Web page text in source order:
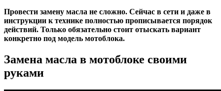
Провести замену масла не сложно. Сейчас в сети и даже в
инструкции к технике полностью прописывается порядок
действий. Только обязательно стоит отыскать вариант
конкретно под модель мотоблока.
Замена масла в мотоблоке своими
руками